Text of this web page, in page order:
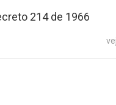
214 de 1966